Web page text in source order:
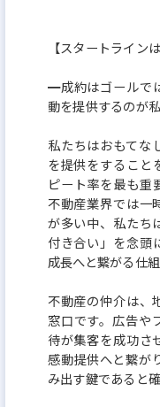
【スタートライン
━成約はゴールで
動を提供するのが
私たちはおもてな
を提供をすること
ピート率を最も重
不動産業界では一
が多い中、私たち
付き合い」を念頭
成長へと繋がる仕
不動産の仲介は、
窓口です。広告や
待が集客を成功さ
感動提供へと繋が
み出す鍵であると